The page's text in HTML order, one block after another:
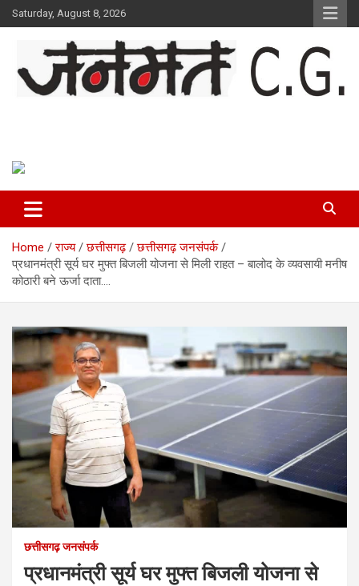
Skip
to
Saturday, August 8, 2026
Home राज्य छत्तीसगढ़
छत्तीसगढ़ जनसंपर्क
प्रधानमंत्री सूर्य घर मुफ्त बिजली योजना से मिली राहत – बालोद के व्यवसायी मनीष
कोठारी बने ऊर्जा दाता….
छत्तीसगढ़ जनसंपर्क
प्रधानमंत्री सूर्य घर मुफ्त बिजली योजना से